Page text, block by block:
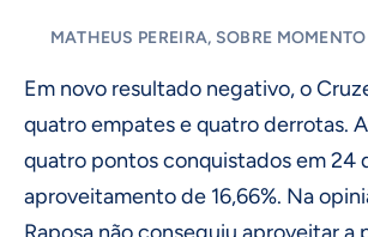
MATHEUS PEREIRA, SOBRE
Em novo resultado negativo, o
quatro empates e quatro derrotas.
quatro pontos conquistados em 24
aproveitamento de 16,66%. Na